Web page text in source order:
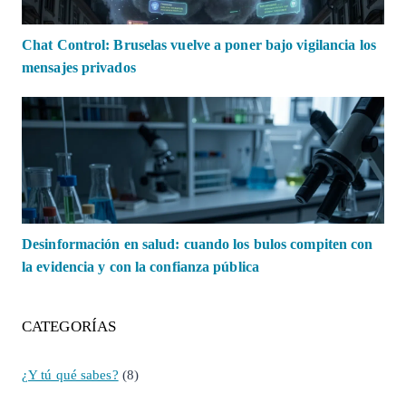
Chat Control: Bruselas vuelve a poner bajo vigilancia los
mensajes privados
Desinformación en salud: cuando los bulos compiten con
la evidencia y con la confianza pública
CATEGORÍAS
¿Y tú qué sabes? (8)